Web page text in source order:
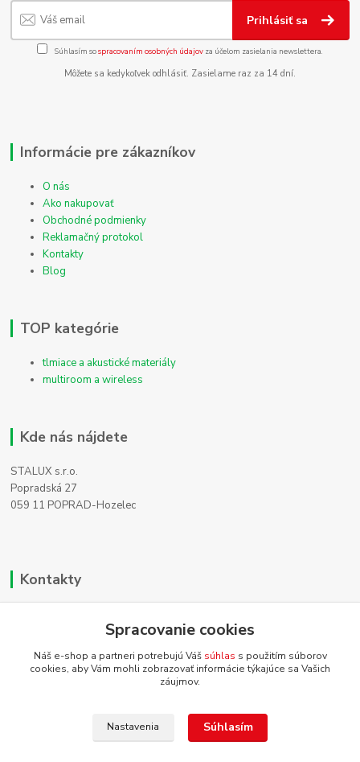
Prihlásiť sa
Súhlasím sospracovaním osobných údajov za účelom zasielania newslettera.
Môžete sa kedykoľvek odhlásiť. Zasielame raz za 14 dní.
Informácie pre zákazníkov
O nás
Ako nakupovať
Obchodné podmienky
Reklamačný protokol
Kontakty
Blog
TOP kategórie
tlmiace a akustické materiály
multiroom a wireless
Kde nás nájdete
STALUX s.r.o.
Popradská 27
059 11 POPRAD-Hozelec
Kontakty
+421 911 990 200
info@homehifi.sk
Spracovanie cookies
Náš e-shop a partneri potrebujú Váš súhlas s použitím súborov
cookies, aby Vám mohli zobrazovať informácie týkajúce sa Vašich
záujmov.
Nastavenia Súhlasím